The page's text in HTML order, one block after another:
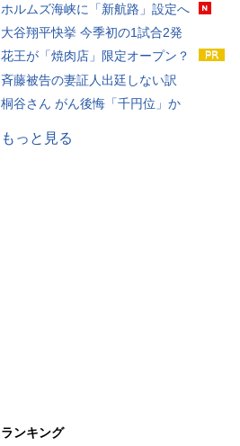
ホルムズ海峡に「新航路」設定へ
大谷翔平快挙 今季初の1試合2発
花王が「焼肉店」限定オープン？
斉藤被告の妻証人出廷しない訳
桐谷さん がん後悔「千円位」か
もっと見る
ランキング